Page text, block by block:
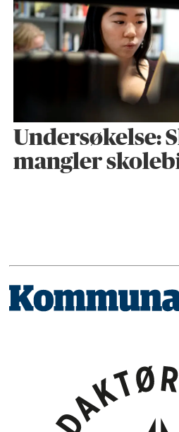
Undersøkelse:
mangler